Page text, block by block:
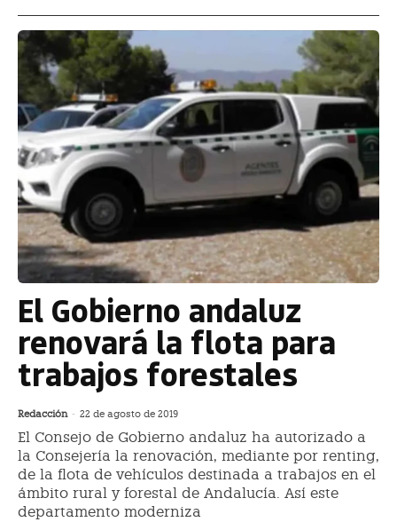
El Gobierno andaluz
renovará la flota para
trabajos forestales
Redacción - 22 de agosto de 2019
El Consejo de Gobierno andaluz ha autorizado a
la Consejería la renovación, mediante por renting,
de la flota de vehículos destinada a trabajos en el
ámbito rural y forestal de Andalucía. Así este
departamento moderniza